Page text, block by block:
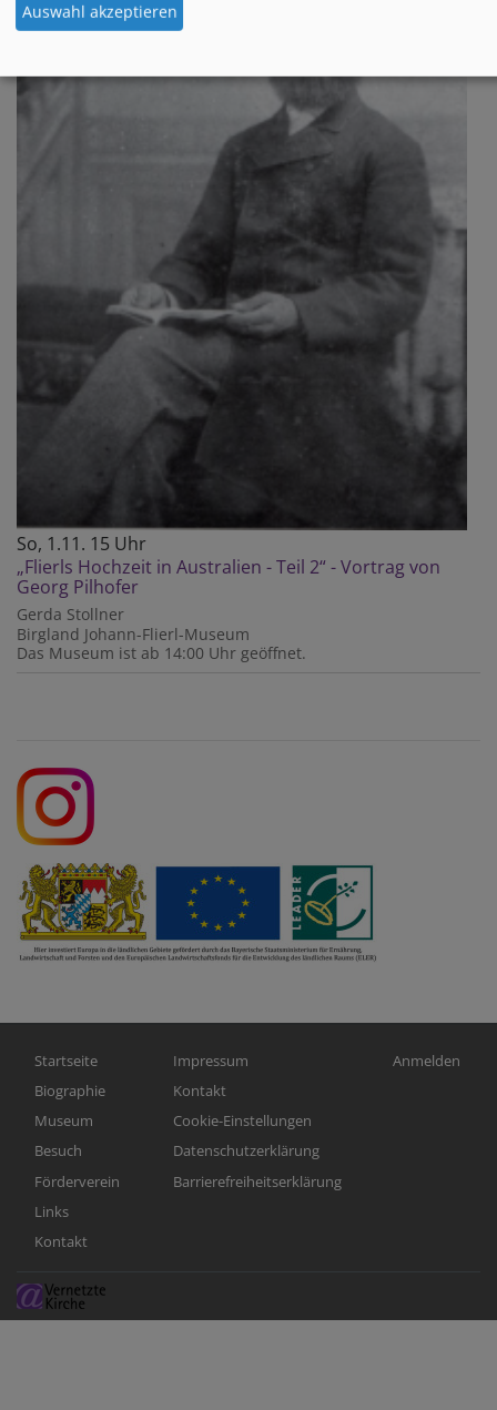
So, 1.11. 15 Uhr
„Flierls Hochzeit in Australien - Teil 2“ - Vortrag von
Georg Pilhofer
Gerda Stollner
Birgland Johann-Flierl-Museum
Das Museum ist ab 14:00 Uhr geöffnet.
Hauptnavigation
Startseite
Biographie
Museum
Besuch
Förderverein
Links
Kontakt
Fußbereichsmenü
Impressum
Kontakt
Cookie-Einstellungen
Datenschutzerklärung
Barrierefreiheitserklärung
Anmelden
Auswahl akzeptieren